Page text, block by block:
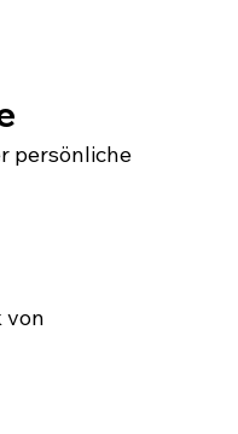
persönliche
von